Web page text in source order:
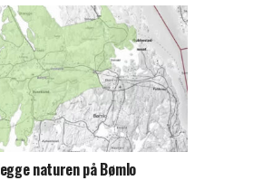
naturen på Bømlo